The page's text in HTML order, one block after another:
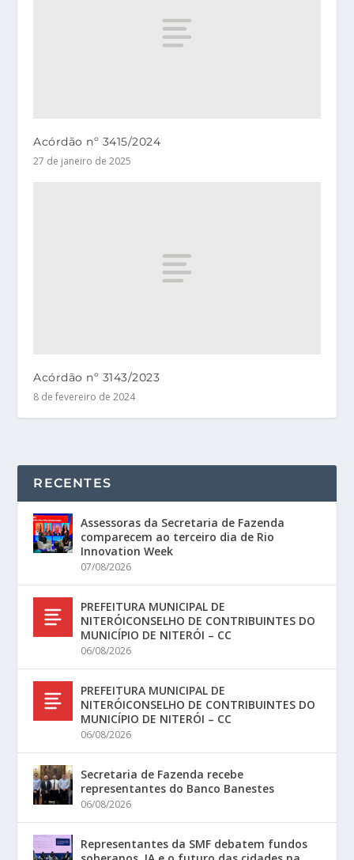
Acórdão nº 3415/2024
27 de janeiro de 2025
Acórdão nº 3143/2023
8 de fevereiro de 2024
RECENTES
Assessoras da Secretaria de Fazenda
comparecem ao terceiro dia de Rio
Innovation Week
07/08/2026
PREFEITURA MUNICIPAL DE
NITERÓICONSELHO DE CONTRIBUINTES DO
MUNICÍPIO DE NITERÓI – CC
06/08/2026
PREFEITURA MUNICIPAL DE
NITERÓICONSELHO DE CONTRIBUINTES DO
MUNICÍPIO DE NITERÓI – CC
06/08/2026
Secretaria de Fazenda recebe
representantes do Banco Banestes
06/08/2026
Representantes da SMF debatem fundos